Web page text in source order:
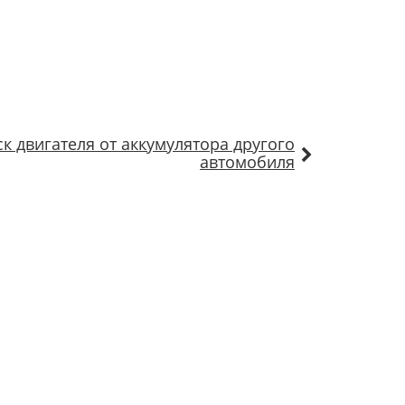
двигателя от аккумулятора другого
автомобиля